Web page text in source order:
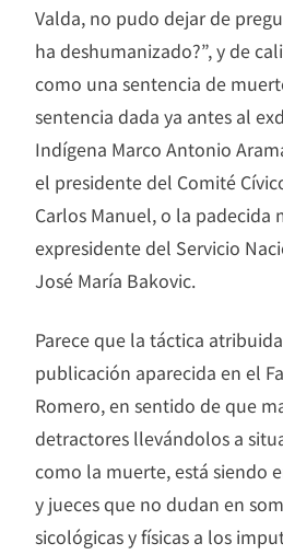
Valda, no pudo dejar de
ha deshumanizado?”, y de
como una sentencia de
sentencia dada ya antes al
Indígena Marco Antonio
el presidente del Comité
Carlos Manuel, o la padecida
expresidente del Servicio
José María Bakovic.
Parece que la táctica
publicación aparecida en el
Romero, en sentido de que
detractores llevándolos a
como la muerte, está siendo
y jueces que no dudan en
sicológicas y físicas a los